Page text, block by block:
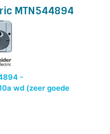
MTN544894
-
wd (zeer goede